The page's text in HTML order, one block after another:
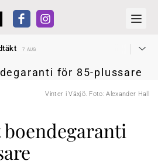
7 AUG
årsgränsen bort
30 JUL
till garantipension
bostadstillägg
Vinter i Växjö. Foto: Alexander Hall